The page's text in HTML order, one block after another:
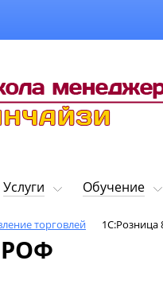
Услуги Обучение
торговлей